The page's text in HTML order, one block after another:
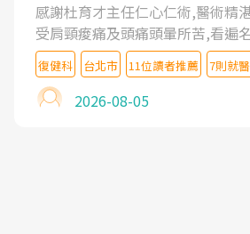
感謝杜育才主任仁心仁術,醫術精
受肩頸痠痛及頭痛頭暈所苦,看遍
檢查,也嘗試過西醫打針,中醫針灸
沒有用,後來連吃到嗎啡類止痛藥
症狀,沒多久就痛起來,多年失眠嚴
復健科 台北市 11位讀者推薦 7則就
2026-08-05